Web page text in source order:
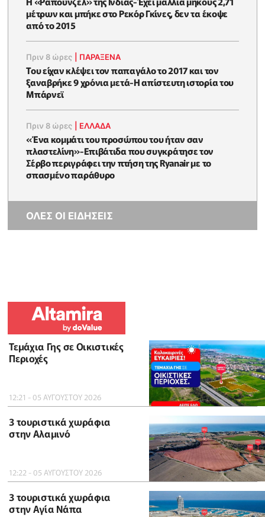
μέτρων και μπήκε στο Ρεκόρ Γκίνες, δεν τα έκοψε
από το 2015
Πριν 8 ώρες ΠΑΡΑΞΕΝΑ
Του είχαν κλέψει τον παπαγάλο το 2017 και τον
ξαναβρήκε 9 χρόνια μετά-Η απίστευτη ιστορία του
Μπάρνεϊ
Πριν 8 ώρες ΕΛΛΑΔΑ
«Ένα κομμάτι του προσώπου του ήταν σαν
πλαστελίνη»-Επιβάτιδα που συγκράτησε τον
Σέρβο περιγράφει την πτήση της Ryanair με το
σπασμένο παράθυρο
ΟΛΕΣ ΟΙ ΕΙΔΗΣΕΙΣ
Τεμάχια Γης σε Οικιστικές
Περιοχές
12:21 - 05 ΑΥΓΟΥΣΤΟΥ 2026
3 τουριστικά χωράφια
στην Αλαμινό
12:22 - 05 ΑΥΓΟΥΣΤΟΥ 2026
3 τουριστικά χωράφια
στην Αγία Νάπα